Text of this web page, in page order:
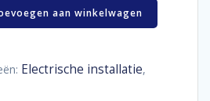
aan winkelwagen
Electrische installatie,